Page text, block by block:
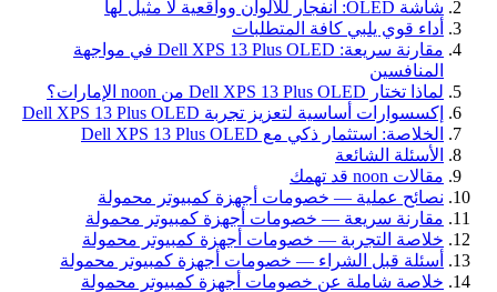
شاشة OLED: انفجار للألوان وواقعية لا مثيل لها
أداء قوي يلبي كافة المتطلبات
مقارنة سريعة: Dell XPS 13 Plus OLED في مواجهة
المنافسين
لماذا تختار Dell XPS 13 Plus OLED من noon الإمارات؟
إكسسوارات أساسية لتعزيز تجربة Dell XPS 13 Plus OLED
الخلاصة: استثمار ذكي مع Dell XPS 13 Plus OLED
الأسئلة الشائعة
مقالات noon قد تهمك
نصائح عملية — خصومات أجهزة كمبيوتر محمولة
مقارنة سريعة — خصومات أجهزة كمبيوتر محمولة
خلاصة التجربة — خصومات أجهزة كمبيوتر محمولة
أسئلة قبل الشراء — خصومات أجهزة كمبيوتر محمولة
خلاصة شاملة عن خصومات أجهزة كمبيوتر محمولة